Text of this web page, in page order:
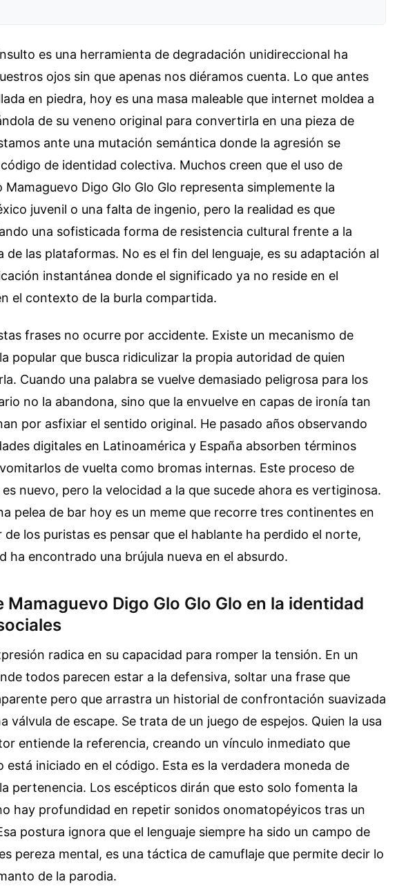
es una herramienta de degradación unidireccional ha
ojos sin que apenas nos diéramos cuenta. Lo que antes
en piedra, hoy es una masa maleable que internet moldea a
de su veneno original para convertirla en una pieza de
ante una mutación semántica donde la agresión se
de identidad colectiva. Muchos creen que el uso de
Mamaguevo Digo Glo Glo Glo representa simplemente la
juvenil o una falta de ingenio, pero la realidad es que
una sofisticada forma de resistencia cultural frente a la
las plataformas. No es el fin del lenguaje, es su adaptación al
instantánea donde el significado ya no reside en el
el contexto de la burla compartida.
frases no ocurre por accidente. Existe un mecanismo de
popular que busca ridiculizar la propia autoridad de quien
Cuando una palabra se vuelve demasiado peligrosa para los
no la abandona, sino que la envuelve en capas de ironía tan
por asfixiar el sentido original. He pasado años observando
digitales en Latinoamérica y España absorben términos
de vuelta como bromas internas. Este proceso de
nuevo, pero la velocidad a la que sucede ahora es vertiginosa.
pelea de bar hoy es un meme que recorre tres continentes en
de los puristas es pensar que el hablante ha perdido el norte,
ha encontrado una brújula nueva en el absurdo.
Mamaguevo Digo Glo Glo Glo en la identidad
radica en su capacidad para romper la tensión. En un
todos parecen estar a la defensiva, soltar una frase que
pero que arrastra un historial de confrontación suavizada
válvula de escape. Se trata de un juego de espejos. Quien la usa
entiende la referencia, creando un vínculo inmediato que
está iniciado en el código. Esta es la verdadera moneda de
pertenencia. Los escépticos dirán que esto solo fomenta la
hay profundidad en repetir sonidos onomatopéyicos tras un
postura ignora que el lenguaje siempre ha sido un campo de
pereza mental, es una táctica de camuflaje que permite decir lo
de la parodia.